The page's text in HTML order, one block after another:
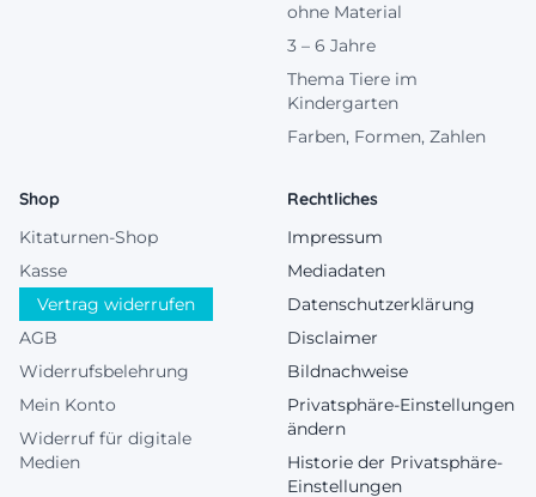
ohne Material
3 – 6 Jahre
Thema Tiere im
Kindergarten
Farben, Formen, Zahlen
Shop
Kitaturnen-Shop
Kasse
Vertrag widerrufen
AGB
Widerrufsbelehrung
Mein Konto
Widerruf für digitale
Medien
Rechtliches
Impressum
Mediadaten
Datenschutzerklärung
Disclaimer
Bildnachweise
Privatsphäre-Einstellungen
ändern
Historie der Privatsphäre-
Einstellungen